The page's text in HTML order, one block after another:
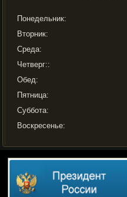
Понедельник:
Вторник:
Среда:
Четверг::
Обед:
Пятница:
Суббота:
Воскресенье: